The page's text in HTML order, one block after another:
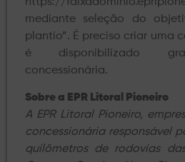
mediante seleção do
plantio”. É preciso criar uma
é disponibilizado
concessionária.
Sobre a EPR Litoral Pioneiro
A EPR Litoral Pioneiro,
concessionária responsável
quilômetros de rodovias